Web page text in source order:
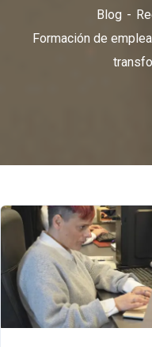
Blog
Formación de